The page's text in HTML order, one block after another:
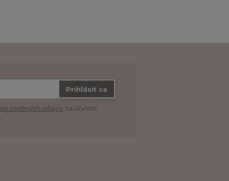
Prihlásiť sa
osobných údajov za účelom